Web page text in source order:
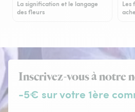
La signification et le langage
des fleurs
Les
Inscrivez-vous à notre
-5€ sur votre 1ère